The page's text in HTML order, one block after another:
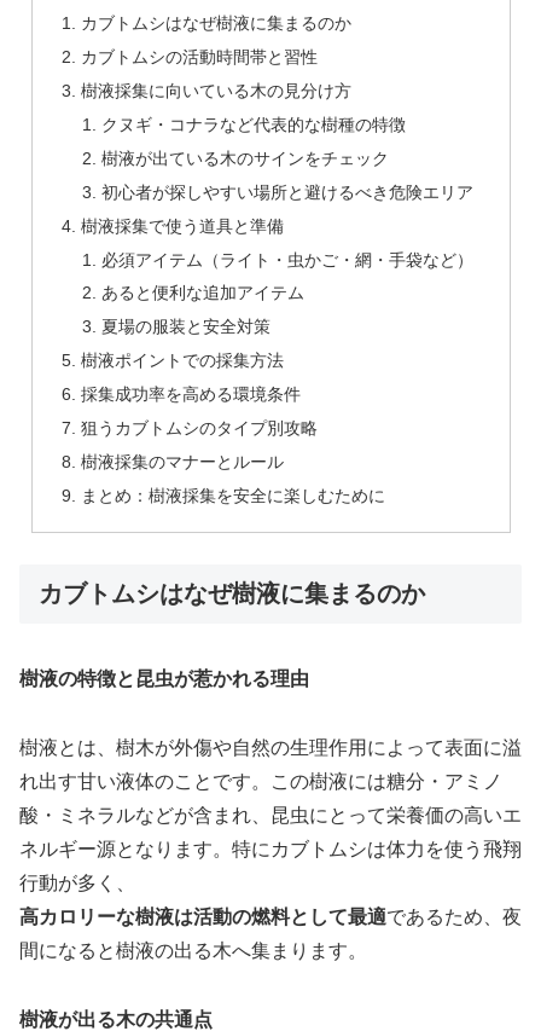
カブトムシはなぜ樹液に集まるのか
カブトムシの活動時間帯と習性
樹液採集に向いている木の見分け方
クヌギ・コナラなど代表的な樹種の特徴
樹液が出ている木のサインをチェック
初心者が探しやすい場所と避けるべき危険エリア
樹液採集で使う道具と準備
必須アイテム（ライト・虫かご・網・手袋など）
あると便利な追加アイテム
夏場の服装と安全対策
樹液ポイントでの採集方法
採集成功率を高める環境条件
狙うカブトムシのタイプ別攻略
樹液採集のマナーとルール
まとめ：樹液採集を安全に楽しむために
カブトムシはなぜ樹液に集まるのか
樹液の特徴と昆虫が惹かれる理由
樹液とは、樹木が外傷や自然の生理作用によって表面に溢
れ出す甘い液体のことです。この樹液には糖分・アミノ
酸・ミネラルなどが含まれ、昆虫にとって栄養価の高いエ
ネルギー源となります。特にカブトムシは体力を使う飛翔
行動が多く、
高カロリーな樹液は活動の燃料として最適であるため、夜
間になると樹液の出る木へ集まります。
樹液が出る木の共通点